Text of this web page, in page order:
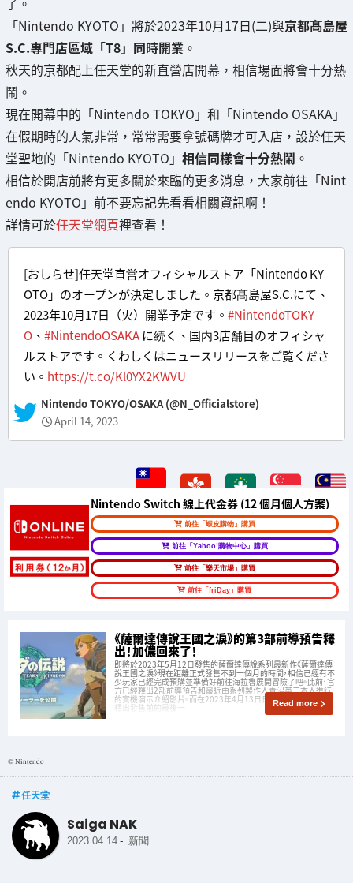
「Nintendo KYOTO」將於2023年10月17日(二)與京都髙島屋
S.C.專門店區域「T8」同時開業 。
秋天的京都配上任天堂的新直營店開幕，相信場面將會十分熱
鬧。
現在開幕中的「Nintendo TOKYO」和「Nintendo OSAKA」
在假期時的人氣非常，常常需要拿號碼牌才可入店，設於任天
堂聖地的「Nintendo KYOTO」 相信同樣會十分熱鬧 。
相信於開店前將有更多關於來臨的更多消息，大家前往「Nint
endo KYOTO」前不要忘記先看看相關資訊啊！
詳情可於任天堂網頁裡查看！
[おしらせ]任天堂直営オフィシャルストア「Nintendo KY
OTO」のオープンが決定しました。京都髙島屋S.C.にて、
2023年10月17日（火）開業予定です。 #NintendoTOKY
O 、 #NintendoOSAKAに続く、国内3店舗目のオフィシャ
ルストアです。くわしくはニュースリリースをご覧くださ
い。 https://t.co/Kl0YX2KWVU
— Nintendo TOKYO/OSAKA (@N_Officialstore)
April 14, 2023
Nintendo Switch 線上代金券 (12 個月個人方案)
前往「蝦皮購物」購買
前往「Yahoo!購物中心」購買
前往「樂天市場」購買
前往「friDay」購買
《薩爾達傳說王國之淚》的第3部前導預告釋
出！加儂回來了！
即將於2023年5月12日發售的薩爾達傳說系列最新作《薩爾達傳
說王國之淚》現在距離正式發售不到一個月的時間，相信已經有不
少玩家已經完成預購並準備好前往海拉魯展開冒險了吧。此前，官
方已經釋出2部前導預告和最近由系列製作人青沼英二本人進行
的實機演示介紹影片。而在2023年4月13日日本時間23:00，官方
釋出發售前的最後一 Read more
© Nintendo
任天堂
Saiga NAK
2023.04.14 - 新聞